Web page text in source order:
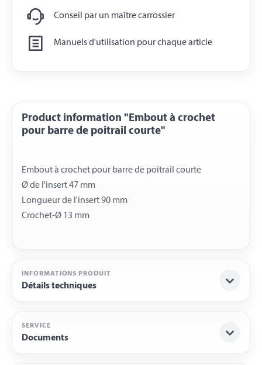
Conseil par un maître carrossier
Manuels d'utilisation pour chaque article
Product information "Embout à crochet
pour barre de poitrail courte"
Embout à crochet pour barre de poitrail courte
Ø de l'insert 47 mm
Longueur de l'insert 90 mm
INFORMATIONS PRODUIT
Détails techniques
SERVICE
Documents